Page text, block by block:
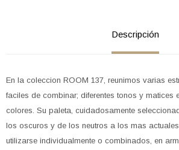
Descripción
En la coleccion ROOM 137, reunimos varias
faciles de combinar; diferentes tonos y matices
colores. Su paleta, cuidadosamente
los oscuros y de los neutros a los mas
utilizarse individualmente o combinados, en